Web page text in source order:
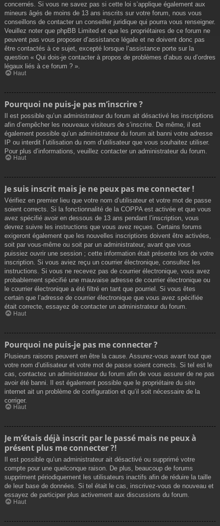
concernés. Si vous ne savez pas si cette loi s’applique également aux
mineurs âgés de moins de 13 ans inscrits sur votre forum, nous vous
conseillons de contacter un conseiller juridique qui pourra vous renseigner.
Veuillez noter que phpBB Limited et que les propriétaires de ce forum ne
peuvent pas vous proposer d’assistance légale et ne doivent donc pas
être contactés à ce sujet, excepté lorsque l’assistance porte sur la
question « Qui dois-je contacter à propos de problèmes d’abus ou d’ordres
légaux liés à ce forum ? ».
Haut
Pourquoi ne puis-je pas m’inscrire ?
Il est possible qu’un administrateur du forum ait désactivé les inscriptions
afin d’empêcher les nouveaux visiteurs de s’inscrire. De même, il est
également possible qu’un administrateur du forum ait banni votre adresse
IP ou interdit l’utilisation du nom d’utilisateur que vous souhaitez utiliser.
Pour plus d’informations, veuillez contacter un administrateur du forum.
Haut
Je suis inscrit mais je ne peux pas me connecter !
Vérifiez en premier lieu que votre nom d’utilisateur et votre mot de passe
soient corrects. Si la fonctionnalité de la COPPA est activée et que vous
avez spécifié avoir en dessous de 13 ans pendant l’inscription, vous
devrez suivre les instructions que vous avez reçues. Certains forums
exigeront également que les nouvelles inscriptions doivent être activées,
soit par vous-même ou soit par un administrateur, avant que vous
puissiez ouvrir une session ; cette information était présente lors de votre
inscription. Si vous aviez reçu un courrier électronique, consultez les
instructions. Si vous ne recevez pas de courrier électronique, vous avez
probablement spécifié une mauvaise adresse de courrier électronique ou
le courrier électronique a été filtré en tant que pourriel. Si vous êtes
certain que l’adresse de courrier électronique que vous avez spécifiée
était correcte, essayez de contacter un administrateur du forum.
Haut
Pourquoi ne puis-je pas me connecter ?
Plusieurs raisons peuvent en être la cause. Assurez-vous avant tout que
votre nom d’utilisateur et votre mot de passe soient corrects. Si tel est le
cas, contactez un administrateur du forum afin de vous assurer de ne pas
avoir été banni. Il est également possible que le propriétaire du site
internet ait un problème de configuration et qu’il soit nécessaire de la
corriger.
Haut
Je m’étais déjà inscrit par le passé mais ne peux à
présent plus me connecter ?!
Il est possible qu’un administrateur ait désactivé ou supprimé votre
compte pour une quelconque raison. De plus, beaucoup de forums
suppriment périodiquement les utilisateurs inactifs afin de réduire la taille
de leur base de données. Si tel était le cas, inscrivez-vous de nouveau et
essayez de participer plus activement aux discussions du forum.
Haut